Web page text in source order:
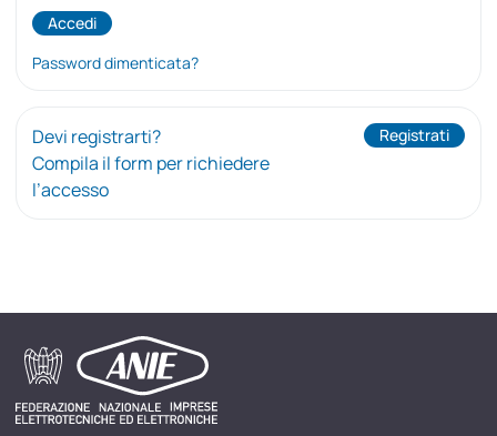
Password dimenticata?
Devi registrarti?
Compila il form per richiedere
l’accesso
Registrati